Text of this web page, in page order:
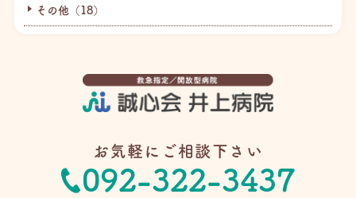
その他（18）
お気軽にご相談下さい
092-322-3437